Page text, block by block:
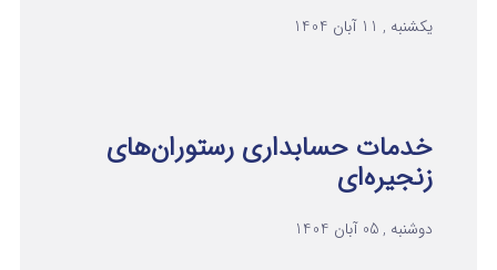
یکشنبه , 11 آبان 1404
خدمات حسابداری رستوران‌های
زنجیره‌ای
دوشنبه , 05 آبان 1404